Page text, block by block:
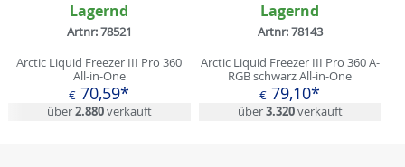
Lagernd
Artnr: 78521
Arctic Liquid Freezer III Pro 360
All-in-One
€ 70,59*
über2.880verkauft
Lagernd
Artnr: 78143
Arctic Liquid Freezer III Pro 360 A-
RGB schwarz All-in-One
€ 79,10*
über3.320verkauft